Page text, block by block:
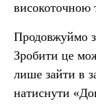
високоточною
Продовжуймо
Зробити це
лише зайти в
натиснути